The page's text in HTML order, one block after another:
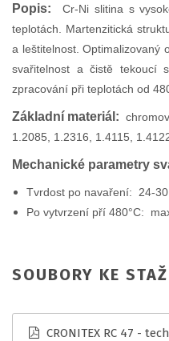
Popis:
Cr-Ni slitina s
teplotách. Martenzitická
a leštitelnost. Optimalizovaný
svařitelnost a čistě tekoucí
zpracování při teplotách od
Základní materiál: c
1.2085, 1.2316, 1.4115,
Mechanické parametry
Tvrdost po navaření: 24-
Po vytvrzení pří 480°C:
SOUBORY KE
CRONITEX RC 47 -